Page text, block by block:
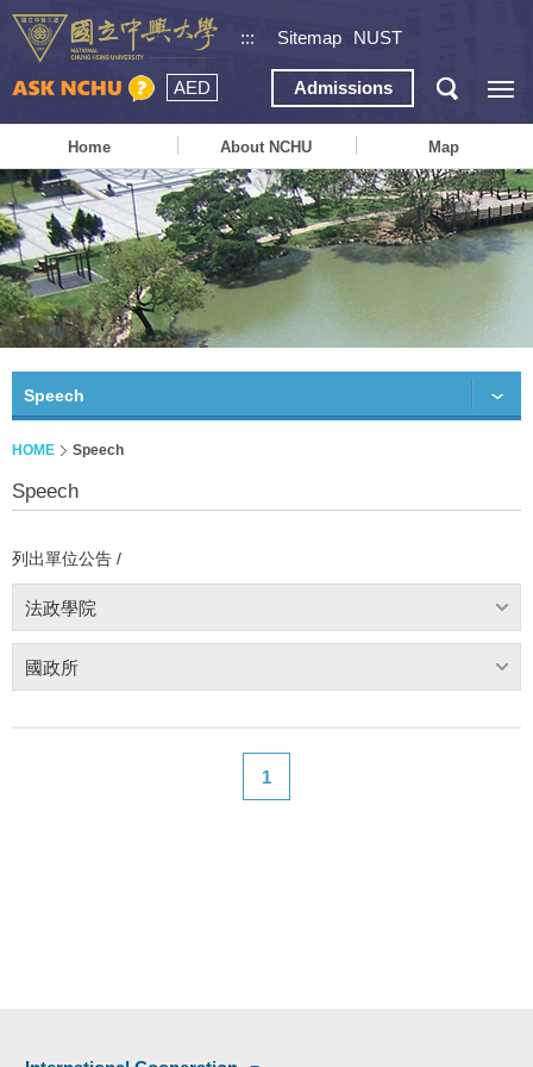
::: Sitemap NUST
AED Admissions
Home About NCHU Map
Speech
HOME Speech
Speech
列出單位公告 /
法政學院
國政所
1